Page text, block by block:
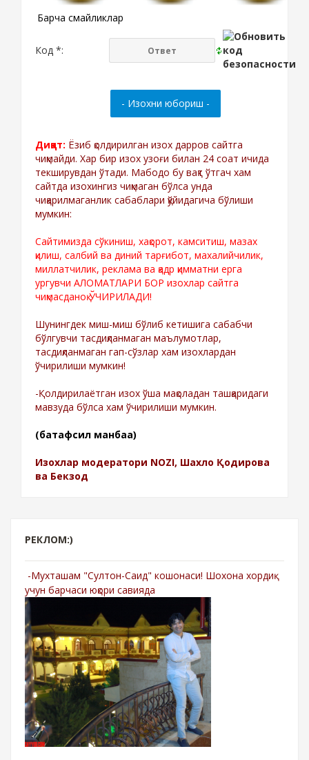
Барча смайликлар
Код *:
Диққат: Ёзиб қолдирилган изох дарров сайтга
чиқмайди. Хар бир изох узоғи билан 24 соат ичида
текширувдан ўтади. Мабодо бу вақт ўтгач хам
сайтда изохингиз чиқмаган бўлса унда
чиқарилмаганлик сабаблари қўйидагича бўлиши
мумкин:
Сайтимизда сўкиниш, хақорот, камситиш, мазах
қилиш, салбий ва диний тарғибот, махалийчилик,
миллатчилик, реклама ва қадр қимматни ерга
ургувчи АЛОМАТЛАРИ БОР изохлар сайтга
чиқмасданоқ ЎЧИРИЛАДИ!
Шунингдек миш-миш бўлиб кетишига сабабчи
бўлгувчи тасдиқланмаган маълумотлар,
тасдиқланмаган гап-сўзлар хам изохлардан
ўчирилиши мумкин!
-Қолдирилаётган изох ўша мақоладан ташқаридаги
мавзуда бўлса хам ўчирилиши мумкин.
(батафсил манбаа)
Изохлар модератори NOZI, Шахло Қодирова
ва Бекзод
РЕКЛОМ:)
-Мухташам "Султон-Саид" кошонаси! Шохона хордиқ
учун барчаси юқори савияда